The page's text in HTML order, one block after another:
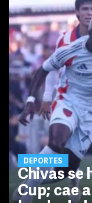
DEPORTES
Chivas se
Cup; cae